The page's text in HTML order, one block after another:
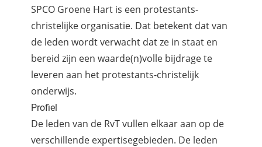
SPCO Groene Hart is een protestants-
christelijke organisatie. Dat betekent dat van
de leden wordt verwacht dat ze in staat en
bereid zijn een waarde(n)volle bijdrage te
leveren aan het protestants-christelijk
onderwijs.
Profiel
De leden van de RvT vullen elkaar aan op de
verschillende expertisegebieden. De leden